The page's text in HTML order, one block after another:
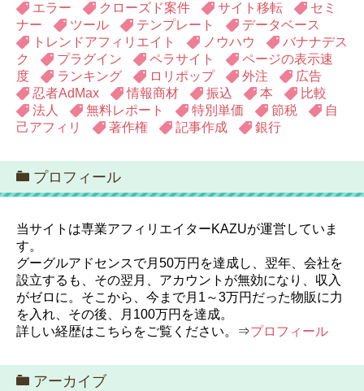
エラー
クローズド案件 サイト移転
セミ
ナー
ツール テンプレート
データベース
トレンドアフィリエイト
ノウハウ
バナナデス
ク
プラグイン ペラサイト
ページの表示速
度
ランキング ロリポップ 外注
広告
忍者AdMax
情報商材 振込 本
比較
法人
無料レポート 特別単価 節税
自
己アフィリ
著作権 記事作成 銀行
プロフィール
当サイトは専業アフィリエイターKAZUが運営していま
す。
グーグルアドセンスで月50万円を達成し、翌年、会社を
設立するも、その翌月、アカウントが無効になり、収入
がゼロに。そこから、今まで月1～3万円だった物販に力
を入れ、その後、月100万円を達成。
詳しい経歴はこちらをご覧ください。⇒プロフィール
アーカイブ